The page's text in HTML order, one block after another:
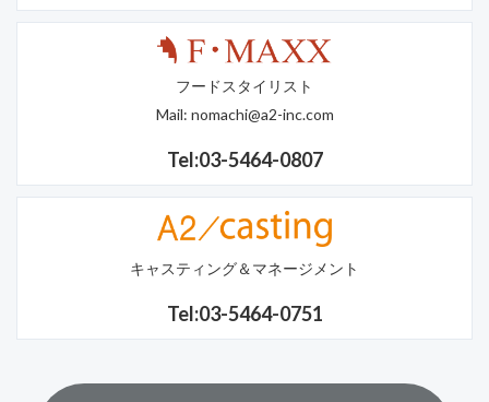
フードスタイリスト
Mail: nomachi@a2-inc.com
Tel:03-5464-0807
キャスティング＆マネージメント
Tel:03-5464-0751